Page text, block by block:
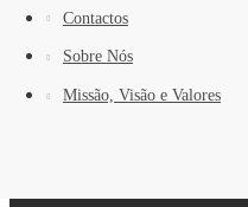
Contactos
Sobre Nós
Missão, Visão e Valores